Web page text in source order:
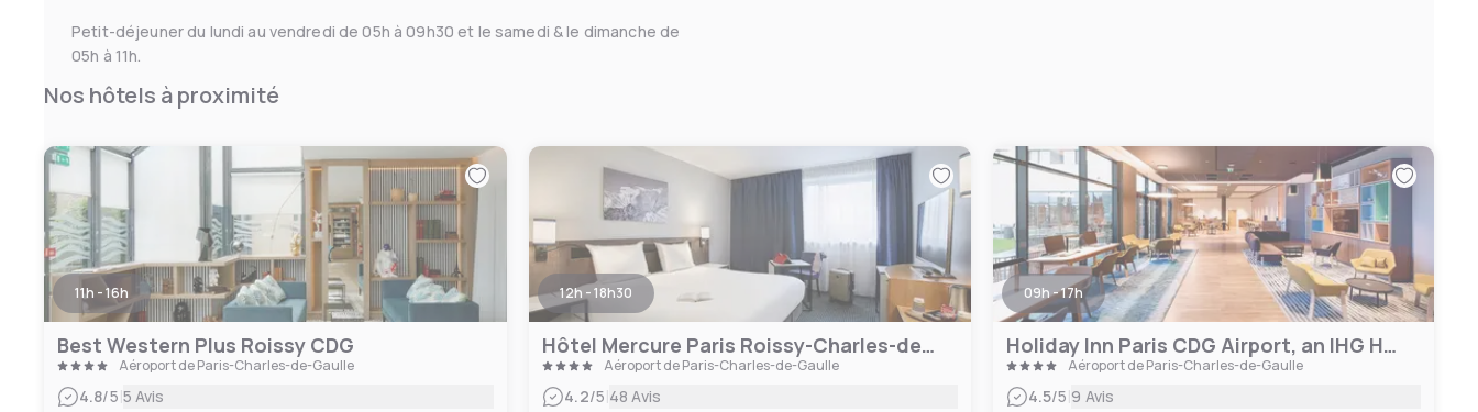
Petit-déjeuner du lundi au vendredi de 05h à 09h30 et le samedi & le dimanche de
05h à 11h.
Nos hôtels à proximité
11h - 16h
Best Western Plus Roissy CDG
Aéroport de Paris-Charles-de-Gaulle
4.8/5|5 Avis
12h - 18h30
Hôtel Mercure Paris Roissy-Charles-de-Gaulle
Aéroport de Paris-Charles-de-Gaulle
4.2/5|48 Avis
09h - 17h
Holiday Inn Paris CDG Airport, an IHG Hotel
Aéroport de Paris-Charles-de-Gaulle
4.5/5|9 Avis